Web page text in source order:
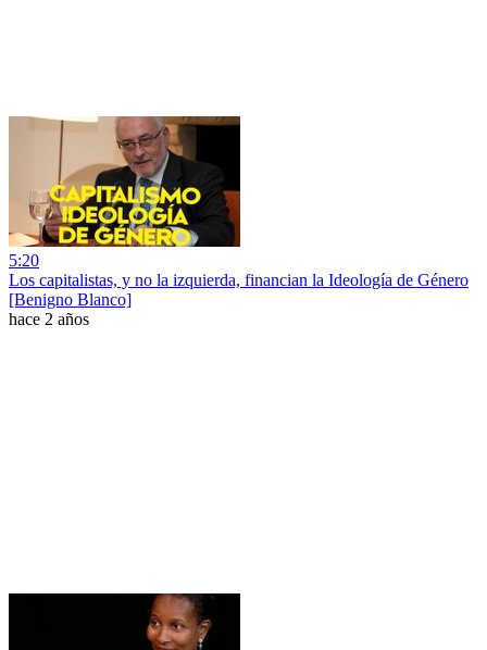
5:20
Los capitalistas, y no la izquierda, financian la Ideología de Género
[Benigno Blanco]
hace 2 años